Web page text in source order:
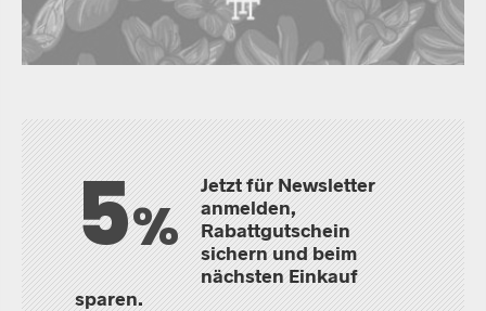
5%
Jetzt für Newsletter
anmelden,
Rabattgutschein
sichern und beim
nächsten Einkauf
sparen.